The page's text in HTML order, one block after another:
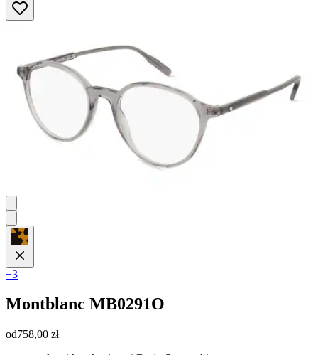
+3
Montblanc MB0291O
od758,00 zł